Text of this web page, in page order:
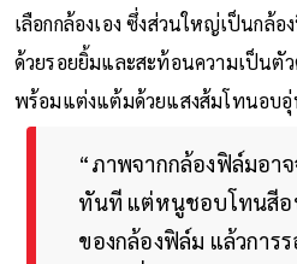
เลือกกล้องเอง ซึ่งส่วนใหญ่เป็นกล้
ด้วยรอยยิ้มและสะท้อนความเป็นตั
พร้อมแต่งแต้มด้วยแสงส้มโทนอบ
“ภาพจากกล้องฟิล์มอา
ทันที แต่หนูชอบโทนสีอ
ของกล้องฟิล์ม แล้วการ